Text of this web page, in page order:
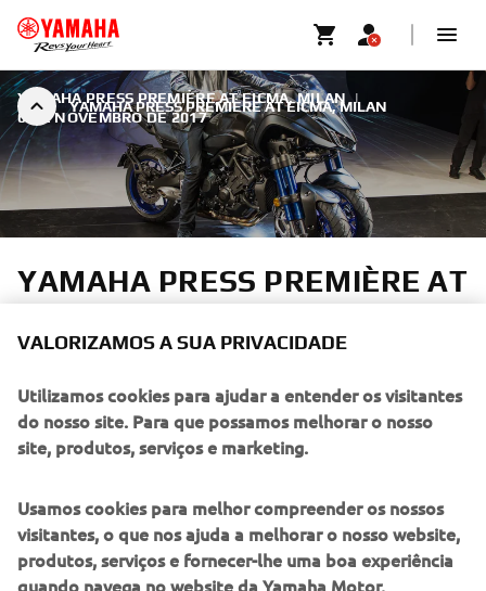
YAMAHA PRESS PREMIÈRE AT EICMA, MILAN
YAMAHA PRESS PREMIÈRE AT EICMA, MILAN
|
6 DE NOVEMBRO DE 2017
YAMAHA PRESS PREMIÈRE AT
EICMA, MILAN
Yamaha revealed its 2018 motorcycle and scooter line-up.
Prior to the opening of the prestigious EICMA motorcycle show in Italy,
the company introduced many revolutionary new models, proving
themselves as true “Pioneers of Emotion”. Next to showing a range of
VALORIZAMOS A SUA PRIVACIDADE
Utilizamos cookies para ajudar a entender os visitantes
do nosso site. Para que possamos melhorar o nosso
site, produtos, serviços e marketing.
Usamos cookies para melhor compreender os nossos
visitantes, o que nos ajuda a melhorar o nosso website,
produtos, serviços e fornecer-lhe uma boa experiência
quando navega no website da Yamaha Motor.